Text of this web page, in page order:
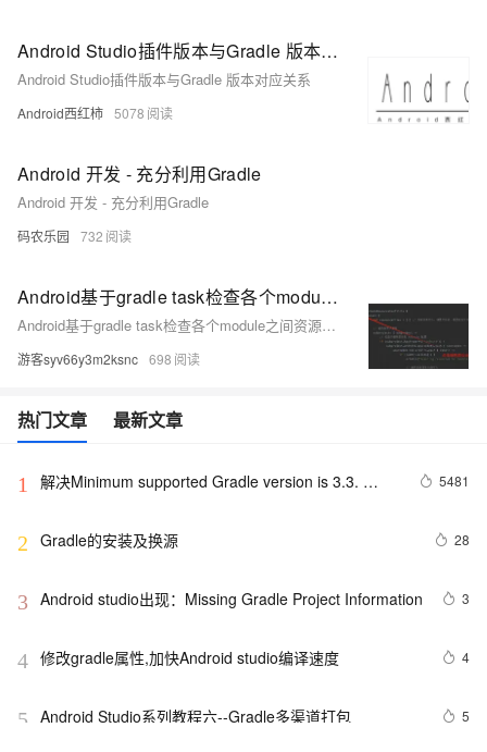
Android Studio插件版本与Gradle 版本对应关系
Android Studio插件版本与Gradle 版本对应关系
Android西红柿 5078
Android 开发 - 充分利用Gradle
Android 开发 - 充分利用Gradle
码农乐园 732
Android基于gradle task检查各个module之间资源文件冲突情况
Android基于gradle task检查各个module之间资源文件冲突情况
游客syv66y3m2ksnc 698
热门文章 最新文章
1
解决Minimum supported Gradle version is 3.3.
5481
2 Gradle的安装及换源 28
3 Android studio出现：Missing Gradle Project Information 3
4 修改gradle属性,加快Android studio编译速度 4
5 Android Studio系列教程六--Gradle多渠道打包 5